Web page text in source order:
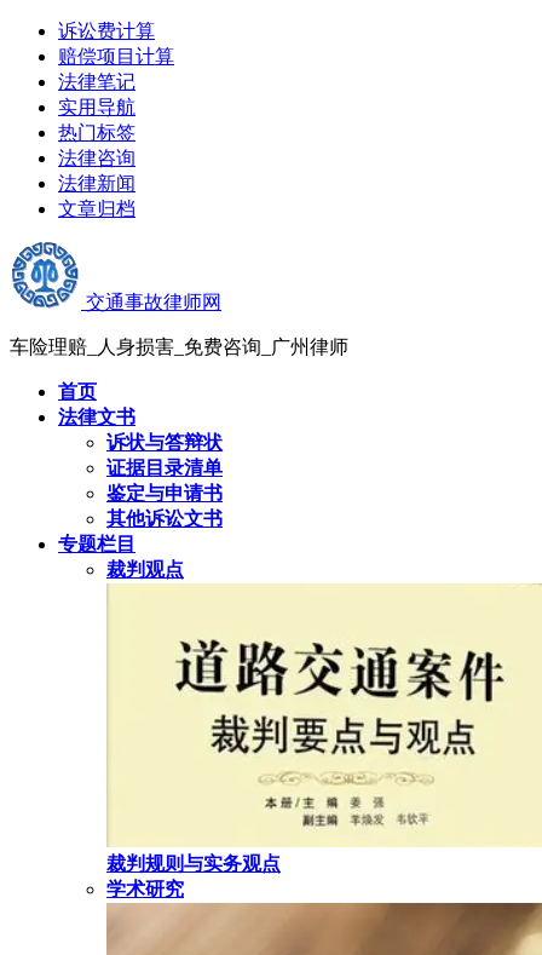
诉讼费计算
赔偿项目计算
法律笔记
实用导航
热门标签
法律咨询
法律新闻
文章归档
交通事故律师网
车险理赔_人身损害_免费咨询_广州律师
首页
法律文书
诉状与答辩状
证据目录清单
鉴定与申请书
其他诉讼文书
专题栏目
裁判观点
裁判规则与实务观点
学术研究